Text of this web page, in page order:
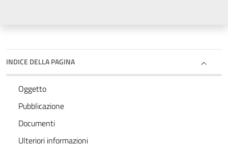
INDICE DELLA PAGINA
Oggetto
Pubblicazione
Documenti
Ulteriori informazioni